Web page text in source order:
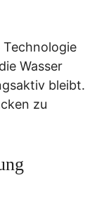
Technologie
Wasser
bleibt.
zu